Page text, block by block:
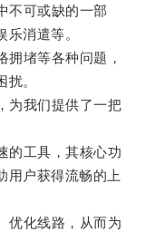
可或缺的一部
消遣等。
堵等各种问题，
。
我们提供了一把
工具，其核心功
用户获得流畅的上
化线路，从而为